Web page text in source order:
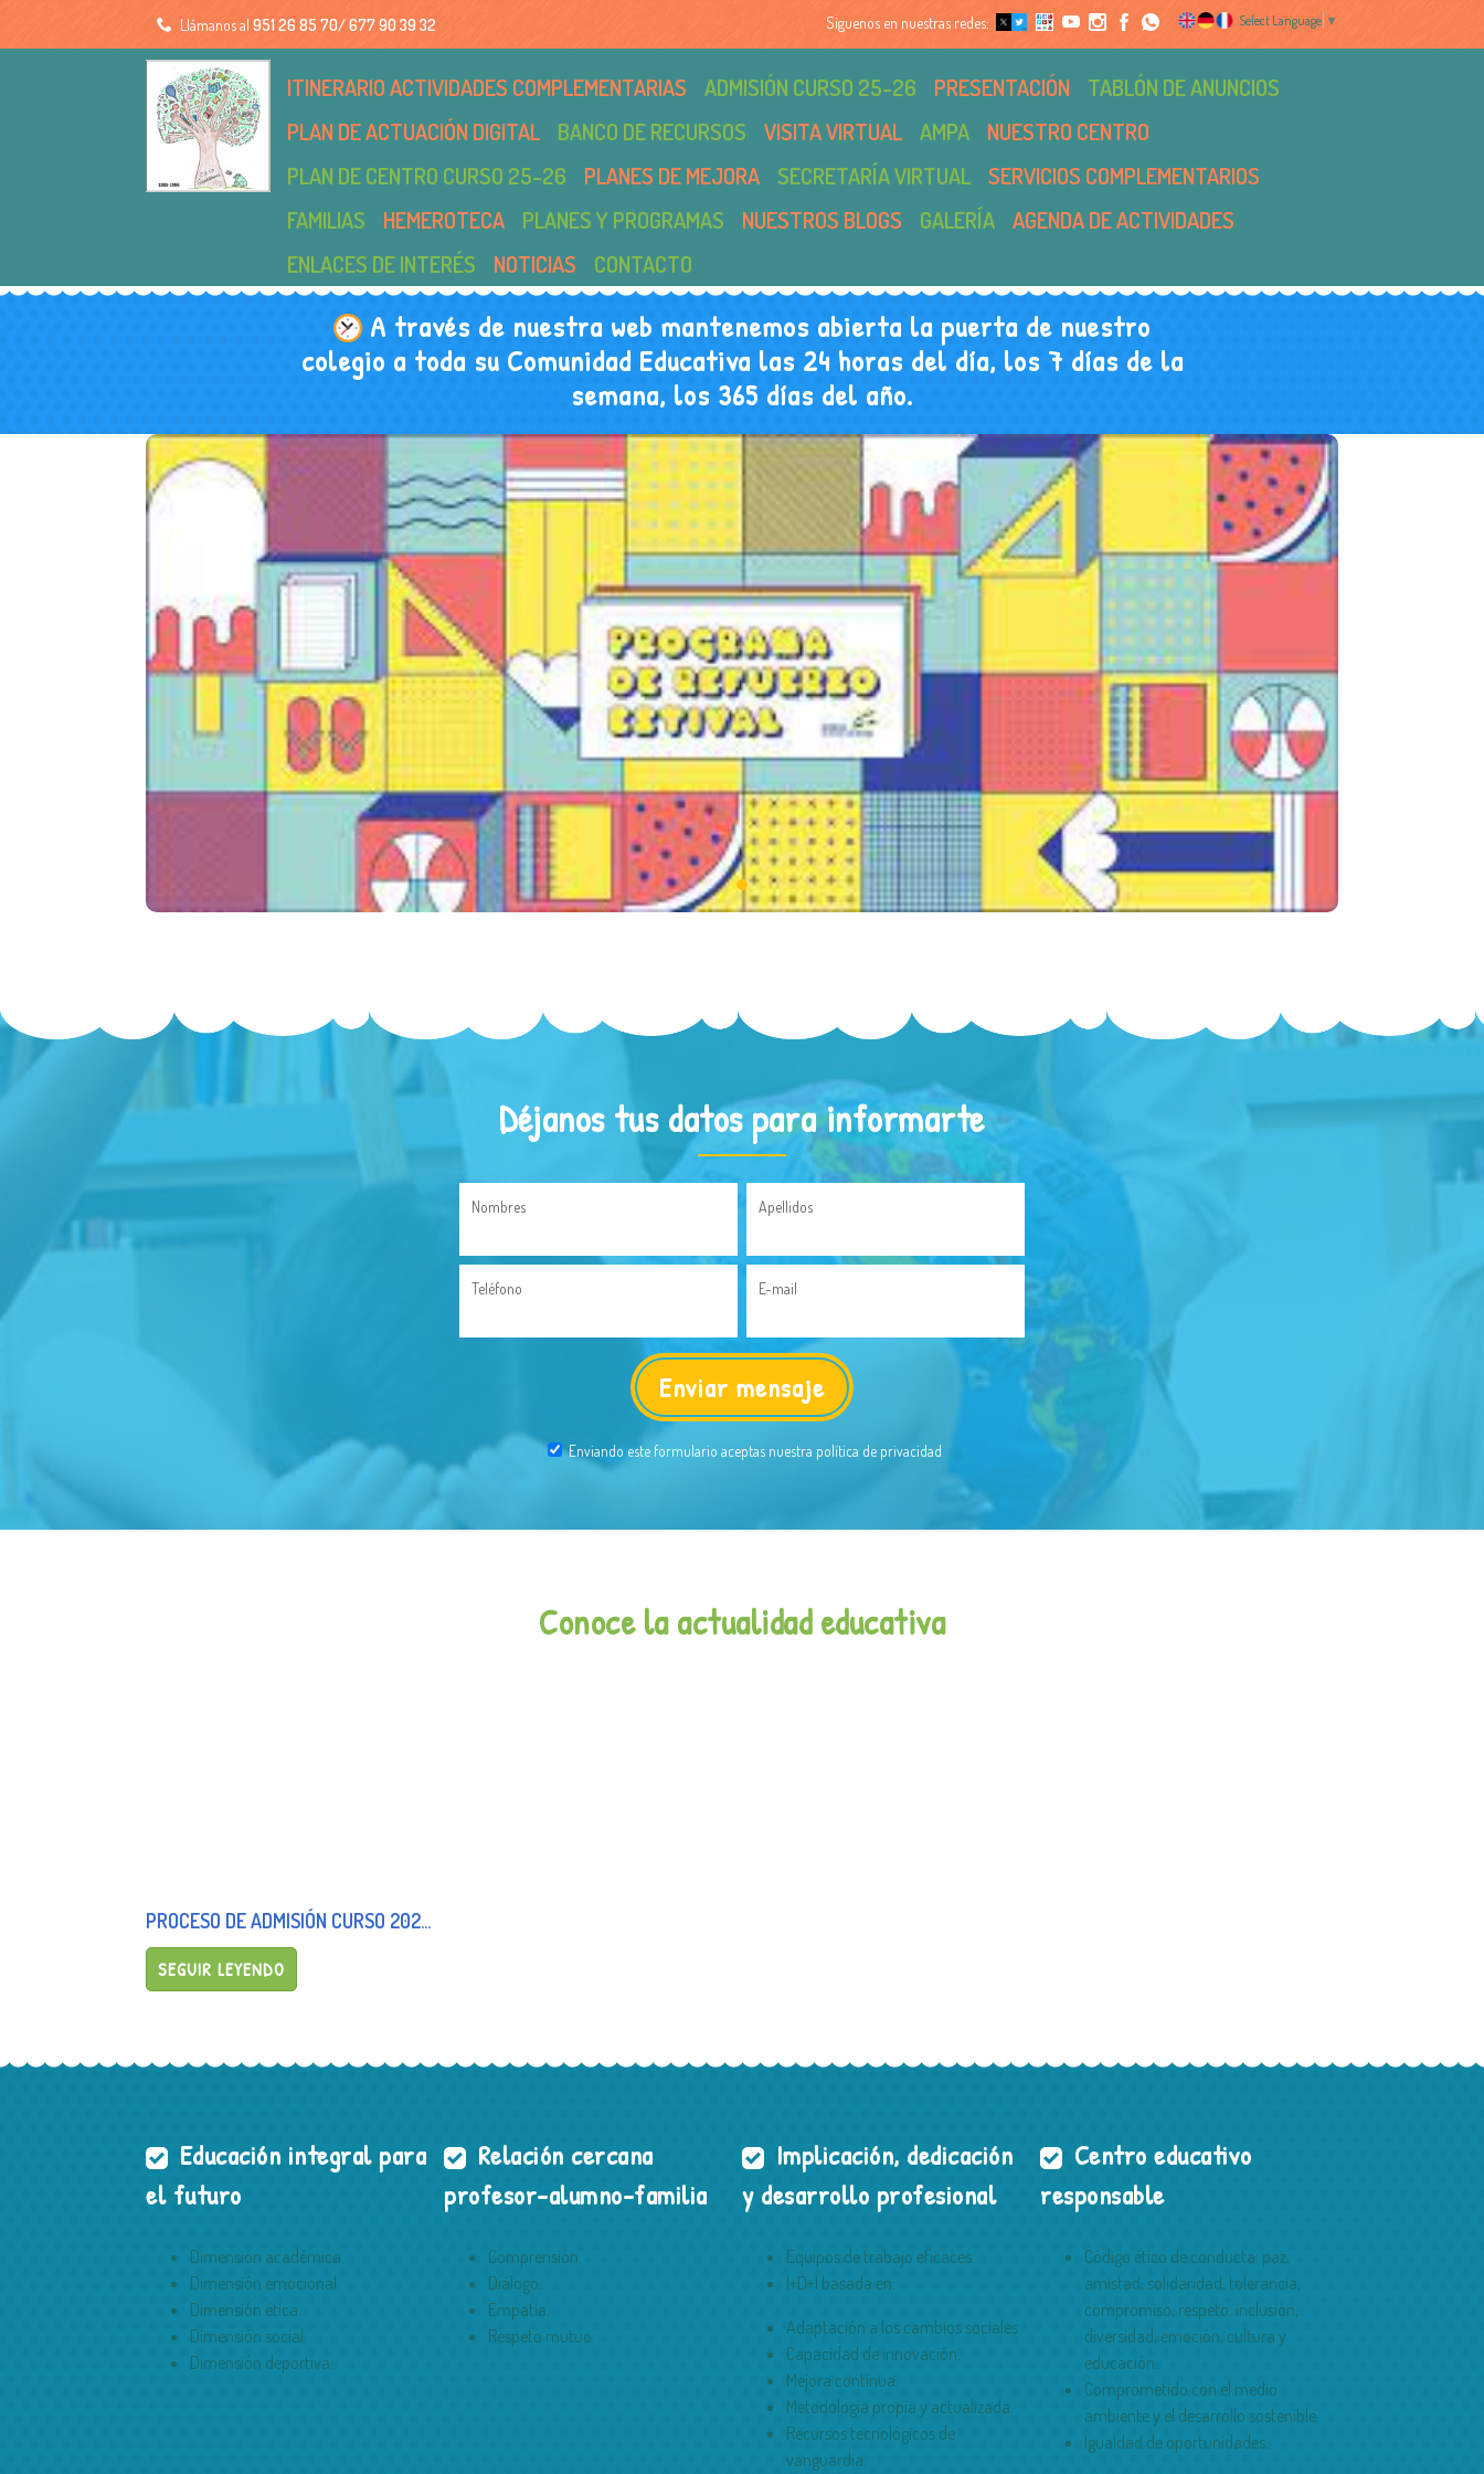
Llámanos al 951 26 85 70/ 677 90 39 32 Síguenos en nuestras redes: Select Language ▼
ITINERARIO ACTIVIDADES COMPLEMENTARIAS ADMISIÓN CURSO 25-26 PRESENTACIÓN
TABLÓN DE ANUNCIOS
PLAN DE ACTUACIÓN DIGITAL
BANCO DE RECURSOS VISITA VIRTUAL AMPA
NUESTRO CENTRO
PLAN DE CENTRO CURSO 25-26
PLANES DE MEJORA SECRETARÍA VIRTUAL
SERVICIOS COMPLEMENTARIOS
FAMILIAS
HEMEROTECA PLANES Y PROGRAMAS NUESTROS BLOGS GALERÍA
AGENDA DE ACTIVIDADES
ENLACES DE INTERÉS
NOTICIAS CONTACTO
A través de nuestra web mantenemos abierta la puerta de nuestro
colegio a toda su Comunidad Educativa las 24 horas del día, los 7 días de la
semana, los 365 días del año.
Déjanos tus datos para informarte
Nombres Apellidos
Teléfono E-mail
Enviando este formulario aceptas nuestra política de privacidad
Conoce la actualidad educativa
PROCESO DE ADMISIÓN CURSO 2025/26
SEGUIR LEYENDO
Educación integral para
el futuro
Dimensión académica.
Dimensión emocional.
Dimensión ética.
Dimensión social.
Dimensión deportiva.
Relación cercana
profesor-alumno-familia
Comprensión.
Diálogo.
Empatía.
Respeto mutuo.
Implicación, dedicación
y desarrollo profesional
Equipos de trabajo eficaces.
I+D+I basada en:
Adaptación a los cambios sociales.
Capacidad de innovación.
Mejora continua.
Metodología propia y actualizada.
Recursos tecnológicos de
vanguardia.
Centro educativo
responsable
Código ético de conducta: paz,
amistad, solidaridad, tolerancia,
compromiso, respeto, inclusión,
diversidad, emoción, cultura y
educación.
Comprometido con el medio
ambiente y el desarrollo sostenible.
Igualdad de oportunidades.